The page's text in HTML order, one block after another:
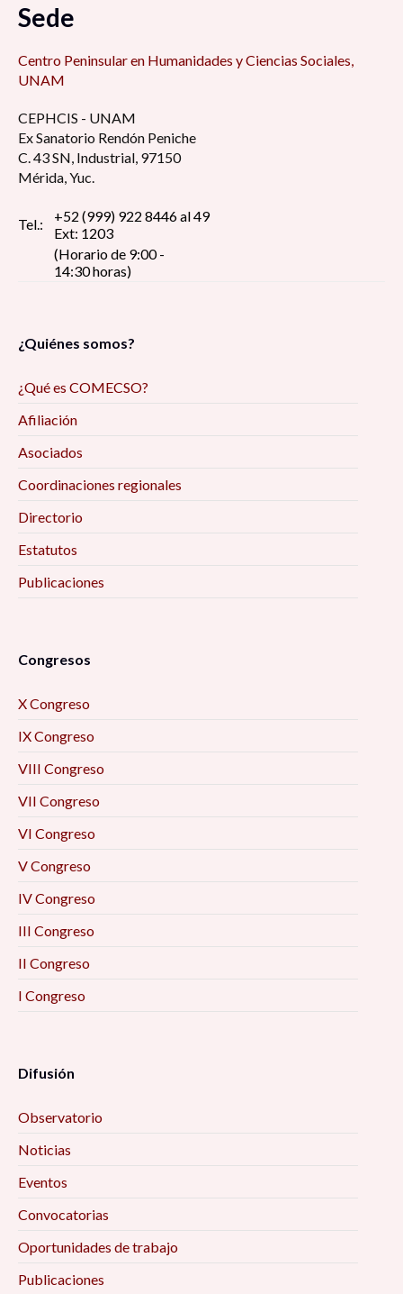
Sede
Centro Peninsular en Humanidades y Ciencias Sociales,
UNAM
CEPHCIS - UNAM
Ex Sanatorio Rendón Peniche
C. 43 SN, Industrial, 97150
Mérida, Yuc.
Tel.:
+52 (999) 922 8446 al 49
Ext: 1203
(Horario de 9:00 -
14:30 horas)
¿Quiénes somos?
¿Qué es COMECSO?
Afiliación
Asociados
Coordinaciones regionales
Directorio
Estatutos
Publicaciones
Congresos
X Congreso
IX Congreso
VIII Congreso
VII Congreso
VI Congreso
V Congreso
IV Congreso
III Congreso
II Congreso
I Congreso
Difusión
Observatorio
Noticias
Eventos
Convocatorias
Oportunidades de trabajo
Publicaciones